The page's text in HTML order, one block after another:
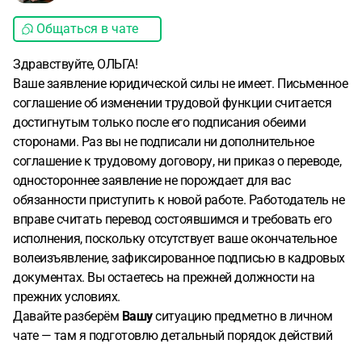
Общаться в чате
Здравствуйте, ОЛЬГА!
Ваше заявление юридической силы не имеет. Письменное
соглашение об изменении трудовой функции считается
достигнутым только после его подписания обеими
сторонами. Раз вы не подписали ни дополнительное
соглашение к трудовому договору, ни приказ о переводе,
одностороннее заявление не порождает для вас
обязанности приступить к новой работе. Работодатель не
вправе считать перевод состоявшимся и требовать его
исполнения, поскольку отсутствует ваше окончательное
волеизъявление, зафиксированное подписью в кадровых
документах. Вы остаетесь на прежней должности на
прежних условиях.
Давайте разберём Вашуситуацию предметно в личном
чате — там я подготовлю детальный порядок действий